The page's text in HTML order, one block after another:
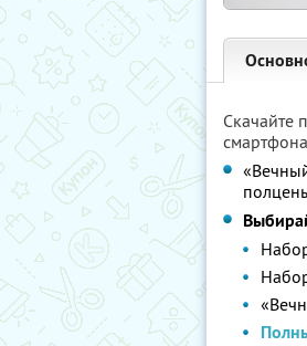
Скачайте